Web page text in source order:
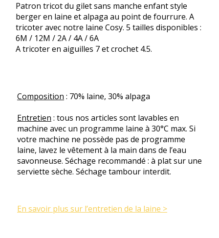
Patron tricot du gilet sans manche enfant style
berger en laine et alpaga au point de fourrure. A
tricoter avec notre laine Cosy. 5 tailles disponibles :
6M / 12M / 2A / 4A / 6A
A tricoter en aiguilles 7 et crochet 4.5.
Composition : 70% laine, 30% alpaga
Entretien : tous nos articles sont lavables en
machine avec un programme laine à 30°C max. Si
votre machine ne possède pas de programme
laine, lavez le vêtement à la main dans de l’eau
savonneuse. Séchage recommandé : à plat sur une
serviette sèche. Séchage tambour interdit.
En savoir plus sur l’entretien de la laine >